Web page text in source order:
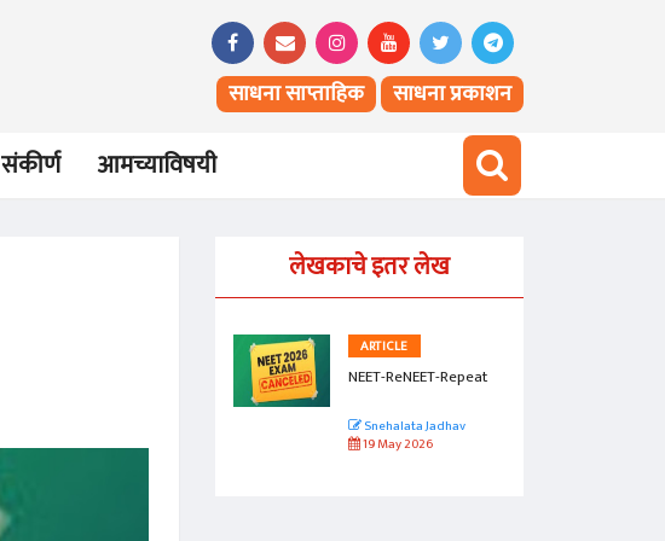
साधना साप्ताहिक साधना प्रकाशन
संकीर्ण आमच्याविषयी
लेखकाचे इतर लेख
19 May 2026
ARTICLE
NEET-ReNEET-Repeat
Snehalata Jadhav
19 May 2026